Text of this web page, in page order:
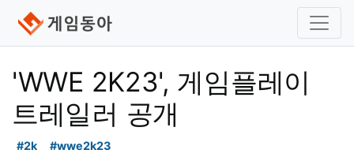
'WWE 2K23', 게임플레이
트레일러 공개
#2k #wwe2k23